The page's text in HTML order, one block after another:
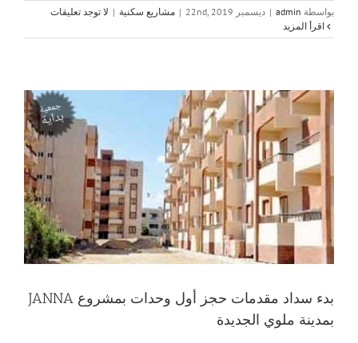
بواسطة admin
| ديسمبر 22nd, 2019 | مشاريع سكنية | لا توجد تعليقات
بدء سداد مقدمات حجز أول وحدات بمشروع JANNA
بمدينة ملوي الجديدة